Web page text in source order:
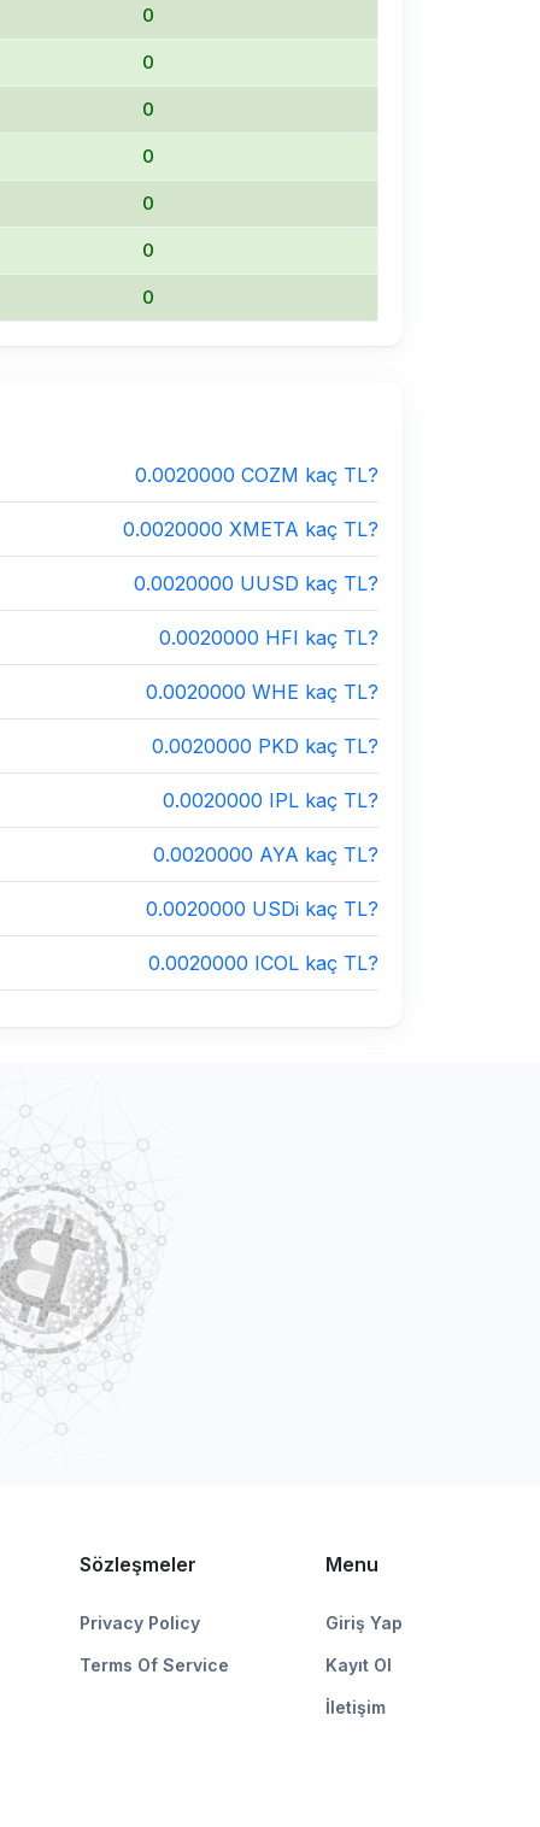
0
0
0
0
0
0
0
0.0020000 COZM kaç TL?
0.0020000 XMETA kaç TL?
0.0020000 UUSD kaç TL?
0.0020000 HFI kaç TL?
0.0020000 WHE kaç TL?
0.0020000 PKD kaç TL?
0.0020000 IPL kaç TL?
0.0020000 AYA kaç TL?
0.0020000 USDi kaç TL?
0.0020000 ICOL kaç TL?
Sözleşmeler
Privacy Policy
Terms Of Service
Menu
Giriş Yap
Kayıt Ol
İletişim